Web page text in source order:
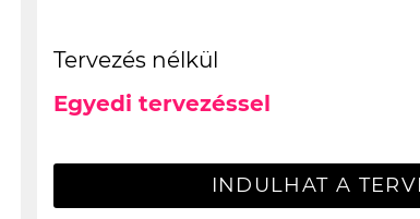
Tervezés nélkül
Egyedi tervezéssel
INDULHAT A